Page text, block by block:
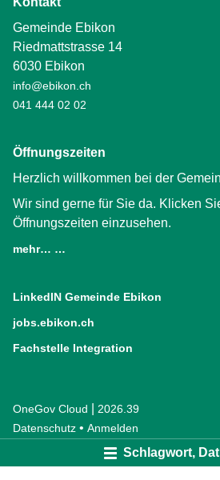
Schlagwort,
Gemeinde Ebikon
Riedmattstrasse 14
6030 Ebikon
info@ebikon.ch
041 444 02 02
Öffnungszeiten
Herzlich willkommen bei der
Wir sind gerne für Sie da. Klicken
Öffnungszeiten einzusehen.
mehr… …
LinkedIN Gemeinde Ebikon
jobs.ebikon.ch
Fachstelle Integration
OneGov Cloud (External Link)
2026.39
Datenschutz (External Link)
Anmelden